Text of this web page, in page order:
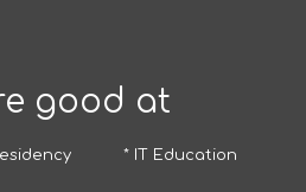
good at
* IT Education